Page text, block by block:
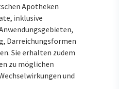
Apotheken
inklusive
Darreichungsformen
Sie erhalten zudem
zu möglichen
und